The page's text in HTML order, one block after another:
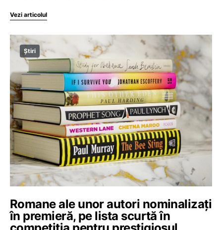
Vezi articolul
Știri
Romane ale unor autori nominalizați
în premieră, pe lista scurtă în